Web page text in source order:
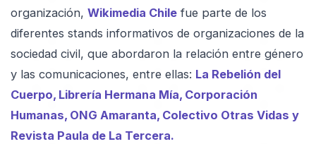
organización, Wikimedia Chilefue parte de los
diferentes stands informativos de organizaciones de la
sociedad civil, que abordaron la relación entre género
y las comunicaciones, entre ellas: La Rebelión del
Cuerpo, Librería Hermana Mía, Corporación
Humanas, ONG Amaranta, Colectivo Otras Vidas y
Revista Paula de La Tercera.